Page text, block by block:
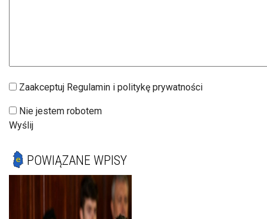
Zaakceptuj Regulamin i politykę prywatności
Nie jestem robotem
Wyślij
POWIĄZANE WPISY